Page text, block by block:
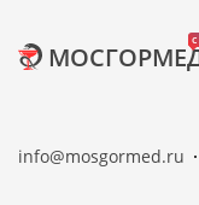
c
info@mosgormed.ru